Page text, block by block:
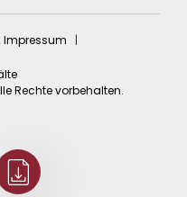
Impressum
Rechte vorbehalten.